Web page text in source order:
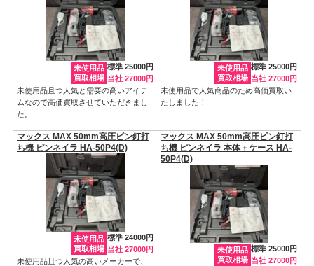
未使用品
買取相場
標準 25000円
当社 27000円
未使用品且つ人気と需要の高いアイテ
ムなので高価買取させていただきまし
た。
未使用品
買取相場
標準 25000円
当社 27000円
未使用品で人気商品のため高価買取い
たしました！
マックス MAX 50mm高圧ピン釘打
ち機 ピンネイラ HA-50P4(D)
未使用品
買取相場
標準 24000円
当社 27000円
未使用品且つ人気の高いメーカーで、
マックス MAX 50mm高圧ピン釘打
ち機 ピンネイラ 本体＋ケース HA-
50P4(D)
未使用品
買取相場
標準 25000円
当社 27000円